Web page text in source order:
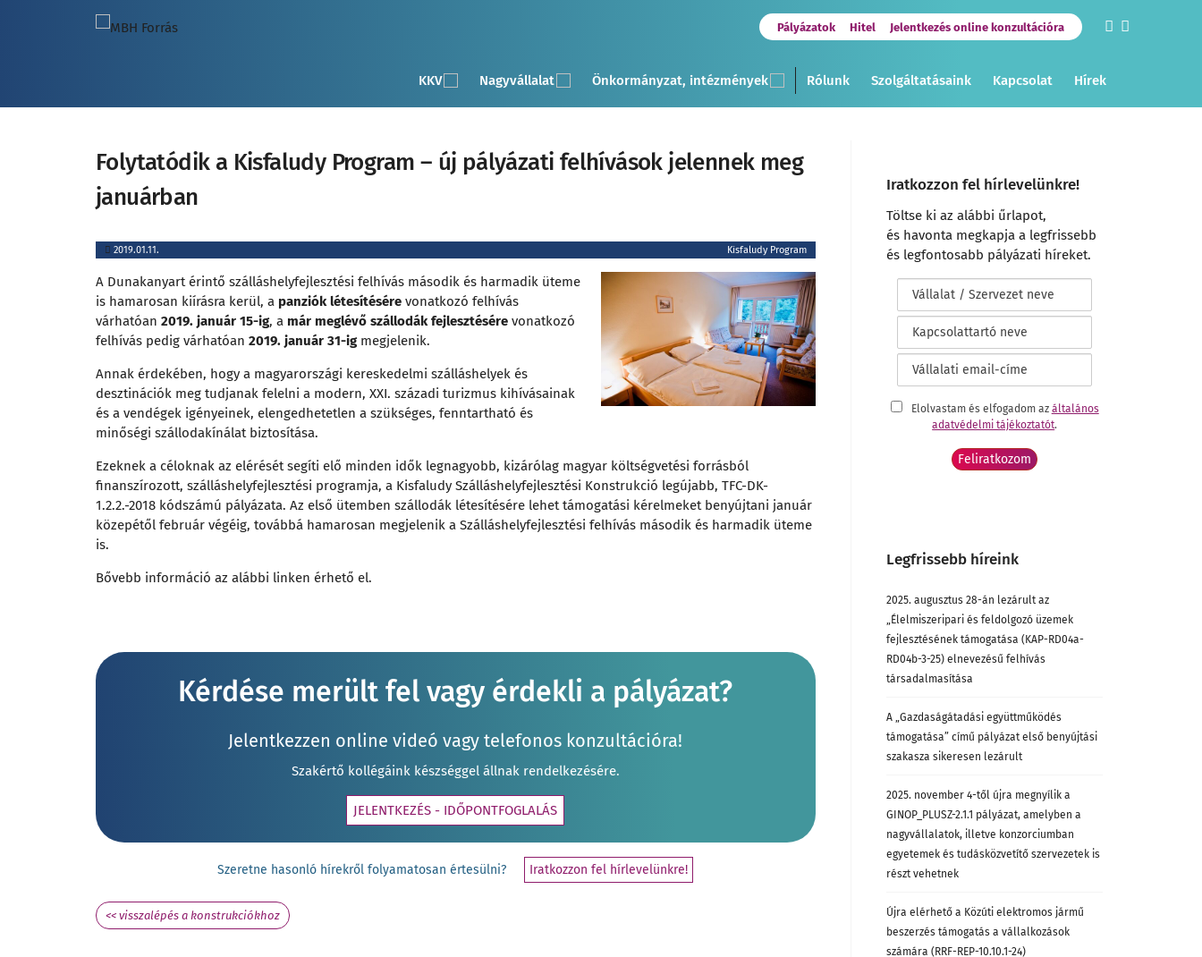
Pályázatok Hitel Jelentkezés online konzultációra
KKV Nagyvállalat Önkormányzat, intézmények Rólunk Szolgáltatásaink Kapcsolat Hírek
Folytatódik a Kisfaludy Program – új pályázati felhívások jelennek meg
januárban
2019.01.11. Kisfaludy Program
A Dunakanyart érintő szálláshelyfejlesztési felhívás második és harmadik üteme
is hamarosan kiírásra kerül, a panziók létesítésére vonatkozó felhívás
várhatóan 2019. január 15-ig, a már meglévő szállodák fejlesztésére vonatkozó
felhívás pedig várhatóan 2019. január 31-igmegjelenik.
Annak érdekében, hogy a magyarországi kereskedelmi szálláshelyek és
desztinációk meg tudjanak felelni a modern, XXI. századi turizmus kihívásainak
és a vendégek igényeinek, elengedhetetlen a szükséges, fenntartható és
minőségi szállodakínálat biztosítása.
Ezeknek a céloknak az elérését segíti elő minden idők legnagyobb, kizárólag magyar költségvetési forrásból
finanszírozott, szálláshelyfejlesztési programja, a Kisfaludy Szálláshelyfejlesztési Konstrukció legújabb, TFC-DK-
1.2.2.-2018 kódszámú pályázata. Az első ütemben szállodák létesítésére lehet támogatási kérelmeket benyújtani január
közepétől február végéig, továbbá hamarosan megjelenik a Szálláshelyfejlesztési felhívás második és harmadik üteme
is.
Bővebb információ az alábbi linken érhető el.
Kérdése merült fel vagy érdekli a pályázat?
Jelentkezzen online videó vagy telefonos konzultációra!
Szakértő kollégáink készséggel állnak rendelkezésére.
JELENTKEZÉS - IDŐPONTFOGLALÁS
Szeretne hasonló hírekről folyamatosan értesülni? Iratkozzon fel hírlevelünkre!
<< visszalépés a konstrukciókhoz
Iratkozzon fel hírlevelünkre!
Töltse ki az alábbi űrlapot,
és havonta megkapja a legfrissebb
és legfontosabb pályázati híreket.
Elolvastam és elfogadom az általános
adatvédelmi tájékoztatót.
Legfrissebb híreink
2025. augusztus 28-án lezárult az
„Élelmiszeripari és feldolgozó üzemek
fejlesztésének támogatása (KAP-RD04a-
RD04b-3-25) elnevezésű felhívás
társadalmasítása
A „Gazdaságátadási együttműködés
támogatása” című pályázat első benyújtási
szakasza sikeresen lezárult
2025. november 4-től újra megnyílik a
GINOP_PLUSZ-2.1.1 pályázat, amelyben a
nagyvállalatok, illetve konzorciumban
egyetemek és tudásközvetítő szervezetek is
részt vehetnek
Újra elérhető a Közúti elektromos jármű
beszerzés támogatás a vállalkozások
számára (RRF-REP-10.10.1-24)